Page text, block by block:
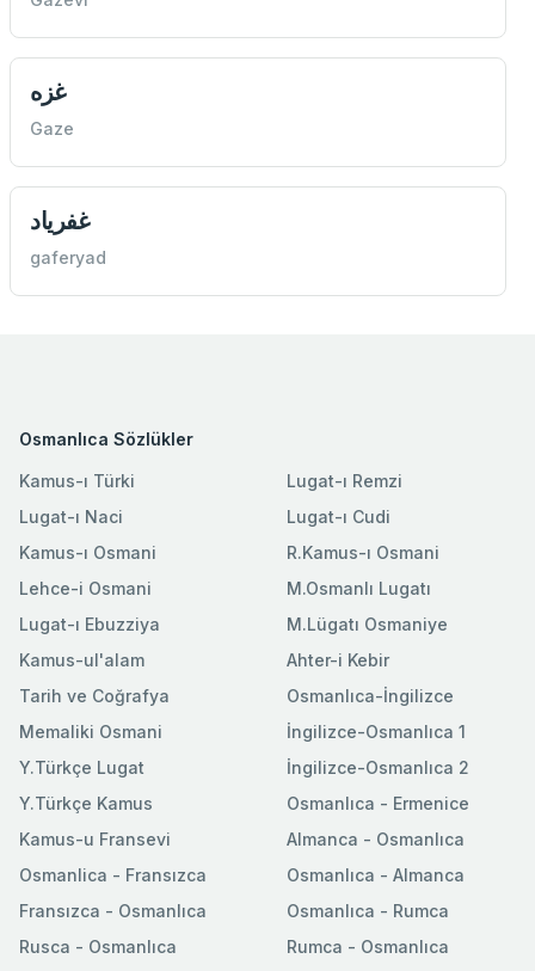
غزه
Gaze
غفرياد
gaferyad
Osmanlıca Sözlükler
Kamus-ı Türki
Lugat-ı Naci
Kamus-ı Osmani
Lehce-i Osmani
Lugat-ı Ebuzziya
Lugat-ı Remzi
Lugat-ı Cudi
R.Kamus-ı Osmani
M.Osmanlı Lugatı
M.Lügatı Osmaniye
Kamus-ul'alam
Tarih ve Coğrafya
Memaliki Osmani
Y.Türkçe Lugat
Y.Türkçe Kamus
Ahter-i Kebir
Osmanlıca-İngilizce
İngilizce-Osmanlıca 1
İngilizce-Osmanlıca 2
Osmanlıca - Ermenice
Kamus-u Fransevi
Osmanlica - Fransızca
Fransızca - Osmanlıca
Rusca - Osmanlıca
Almanca - Osmanlıca
Osmanlıca - Almanca
Osmanlıca - Rumca
Rumca - Osmanlıca